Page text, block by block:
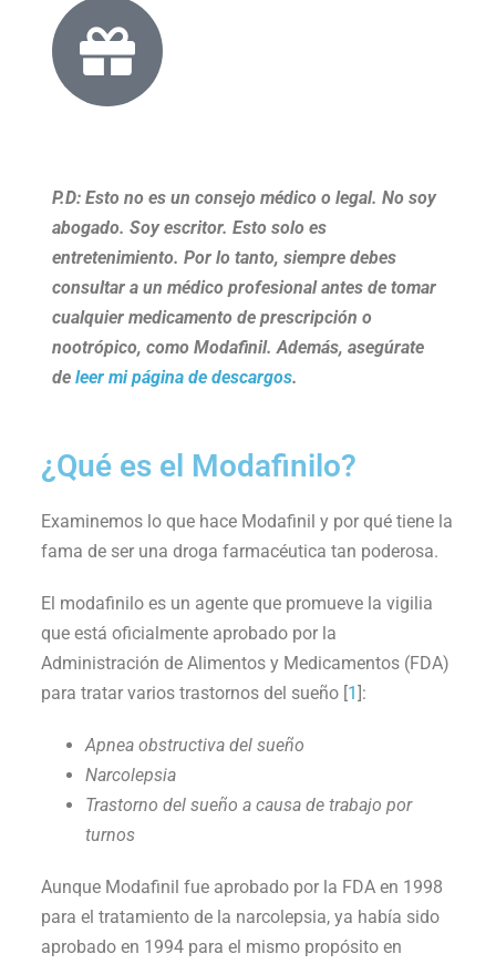
P.D: Esto no es un consejo médico o legal. No soy
abogado. Soy escritor. Esto solo es
entretenimiento. Por lo tanto, siempre debes
consultar a un médico profesional antes de tomar
cualquier medicamento de prescripción o
nootrópico, como Modafinil. Además, asegúrate
de leer mi página de descargos.
¿Qué es el Modafinilo?
Examinemos lo que hace Modafinil y por qué tiene la
fama de ser una droga farmacéutica tan poderosa.
El modafinilo es un agente que promueve la vigilia
que está oficialmente aprobado por la
Administración de Alimentos y Medicamentos (FDA)
para tratar varios trastornos del sueño [1]:
Apnea obstructiva del sueño
Narcolepsia
Trastorno del sueño a causa de trabajo por
turnos
Aunque Modafinil fue aprobado por la FDA en 1998
para el tratamiento de la narcolepsia, ya había sido
aprobado en 1994 para el mismo propósito en